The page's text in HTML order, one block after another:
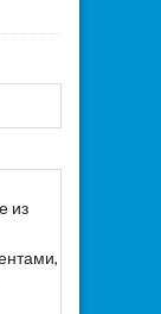
из